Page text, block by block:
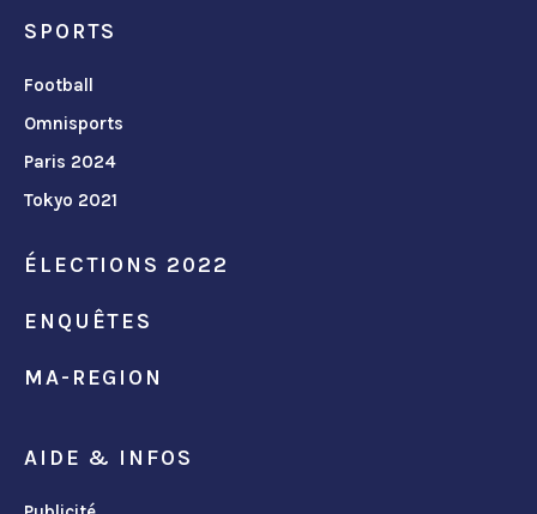
SPORTS
Football
Omnisports
Paris 2024
Tokyo 2021
ÉLECTIONS 2022
ENQUÊTES
MA-REGION
AIDE & INFOS